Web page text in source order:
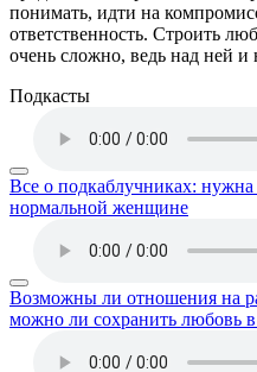
понимать, идти на
ответственность. Строить
очень сложно, ведь над ней и
Подкасты
Все о подкаблучниках: нужна
нормальной женщине
Возможны ли отношения на
можно ли сохранить любовь в